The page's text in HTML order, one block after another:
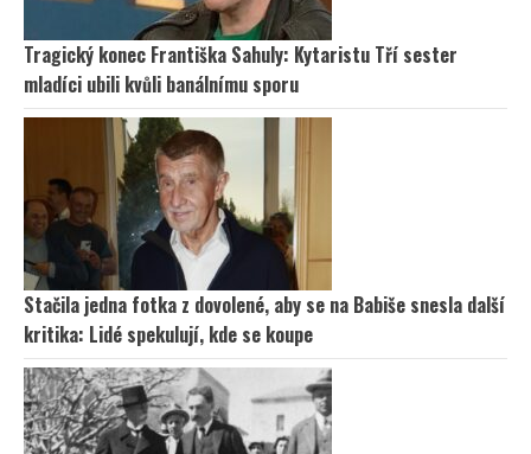
Tragický konec Františka Sahuly: Kytaristu Tří sester
mladíci ubili kvůli banálnímu sporu
Stačila jedna fotka z dovolené, aby se na Babiše snesla další
kritika: Lidé spekulují, kde se koupe